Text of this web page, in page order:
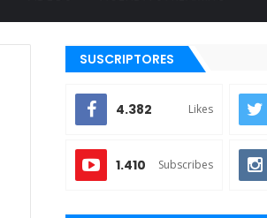
SUSCRIPTORES
4.382 Likes
1.410 Subscribes